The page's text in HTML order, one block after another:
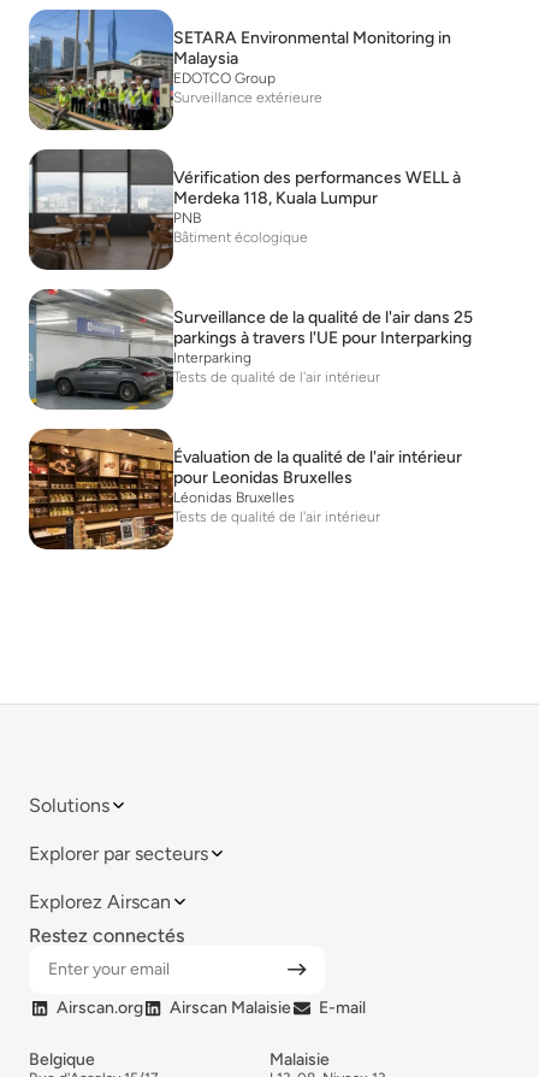
SETARA Environmental Monitoring in
Malaysia
EDOTCO Group
Surveillance extérieure
Vérification des performances WELL à
Merdeka 118, Kuala Lumpur
PNB
Bâtiment écologique
Surveillance de la qualité de l'air dans 25
parkings à travers l'UE pour Interparking
Interparking
Tests de qualité de l'air intérieur
Évaluation de la qualité de l'air intérieur
pour Leonidas Bruxelles
Léonidas Bruxelles
Tests de qualité de l'air intérieur
Solutions
Explorer par secteurs
Explorez Airscan
Restez connectés
Airscan.org Airscan Malaisie E-mail
Belgique Malaisie